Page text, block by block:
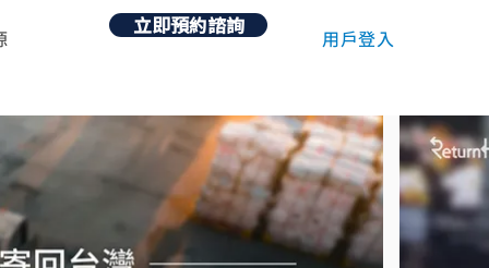
立即預約諮詢 用戶登入